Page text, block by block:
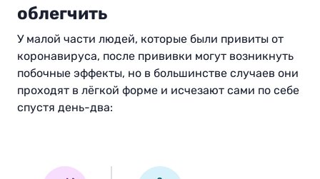
облегчить
У малой части людей, которые были привиты от
коронавируса, после прививки могут возникнуть
побочные эффекты, но в большинстве случаев они
проходят в лёгкой форме и исчезают сами по себе
спустя день-два: